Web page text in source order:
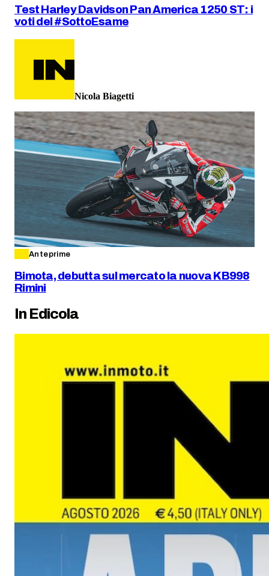
Test Harley Davidson Pan America 1250 ST: i
voti del #SottoEsame
Nicola Biagetti
Anteprime
Bimota, debutta sul mercato la nuova KB998
Rimini
In Edicola